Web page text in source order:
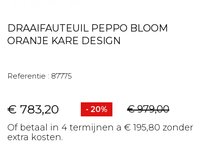
DRAAIFAUTEUIL PEPPO BLOOM
ORANJE KARE DESIGN
Referentie : 87775
€ 783,20 - 20% € 979,00
Of betaal in 4 termijnen a € 195,80 zonder
extra kosten.